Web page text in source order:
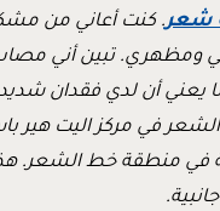
شعر. كنت أعاني من
ومظهري. تبين أني
يعني أن لدي فقدان
الشعر في مركز اليت هير
في منطقة خط الشعر.